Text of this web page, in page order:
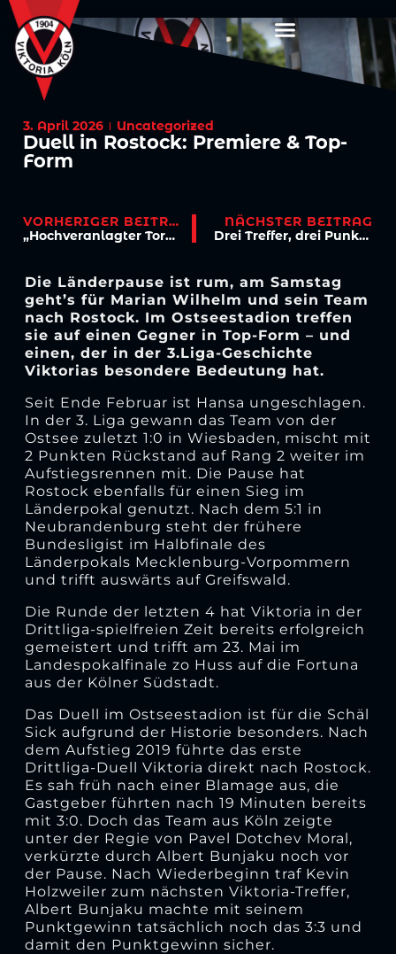
3. April 2026 Uncategorized
Duell in Rostock: Premiere & Top-
Form
VORHERIGER BEITRAG
„Hochveranlagter Torwart“ – Wyciok erhält Profivertrag
NÄCHSTER BEITRAG
Drei Treffer, drei Punkte – Viktoria sichert Mentalitätssieg
Die Länderpause ist rum, am Samstag
geht’s für Marian Wilhelm und sein Team
nach Rostock. Im Ostseestadion treffen
sie auf einen Gegner in Top-Form – und
einen, der in der 3.Liga-Geschichte
Viktorias besondere Bedeutung hat.
Seit Ende Februar ist Hansa ungeschlagen.
In der 3. Liga gewann das Team von der
Ostsee zuletzt 1:0 in Wiesbaden, mischt mit
2 Punkten Rückstand auf Rang 2 weiter im
Aufstiegsrennen mit. Die Pause hat
Rostock ebenfalls für einen Sieg im
Länderpokal genutzt. Nach dem 5:1 in
Neubrandenburg steht der frühere
Bundesligist im Halbfinale des
Länderpokals Mecklenburg-Vorpommern
und trifft auswärts auf Greifswald.
Die Runde der letzten 4 hat Viktoria in der
Drittliga-spielfreien Zeit bereits erfolgreich
gemeistert und trifft am 23. Mai im
Landespokalfinale zo Huss auf die Fortuna
aus der Kölner Südstadt.
Das Duell im Ostseestadion ist für die Schäl
Sick aufgrund der Historie besonders. Nach
dem Aufstieg 2019 führte das erste
Drittliga-Duell Viktoria direkt nach Rostock.
Es sah früh nach einer Blamage aus, die
Gastgeber führten nach 19 Minuten bereits
mit 3:0. Doch das Team aus Köln zeigte
unter der Regie von Pavel Dotchev Moral,
verkürzte durch Albert Bunjaku noch vor
der Pause. Nach Wiederbeginn traf Kevin
Holzweiler zum nächsten Viktoria-Treffer,
Albert Bunjaku machte mit seinem
Punktgewinn tatsächlich noch das 3:3 und
damit den Punktgewinn sicher.